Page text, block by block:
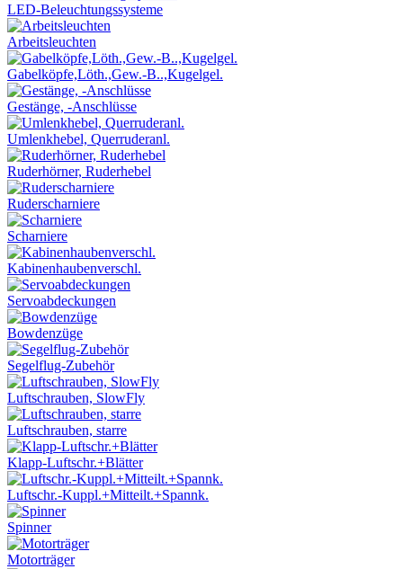
LED-Beleuchtungssysteme
Arbeitsleuchten
Gabelköpfe,Löth.,Gew.-B..,Kugelgel.
Gestänge, -Anschlüsse
Umlenkhebel, Querruderanl.
Ruderhörner, Ruderhebel
Ruderscharniere
Scharniere
Kabinenhaubenverschl.
Servoabdeckungen
Bowdenzüge
Segelflug-Zubehör
Luftschrauben, SlowFly
Luftschrauben, starre
Klapp-Luftschr.+Blätter
Luftschr.-Kuppl.+Mitteilt.+Spannk.
Spinner
Motorträger